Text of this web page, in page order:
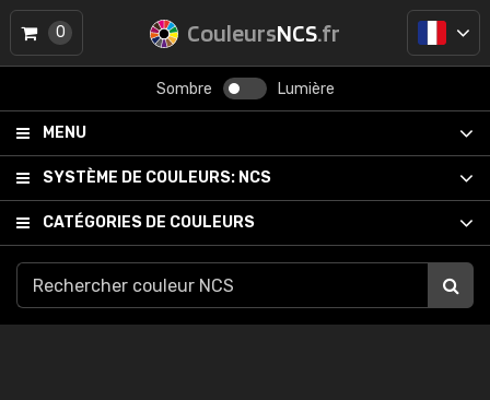
CouleursNCS.fr
Sombre Lumière
MENU
SYSTÈME DE COULEURS: NCS
CATÉGORIES DE COULEURS
0